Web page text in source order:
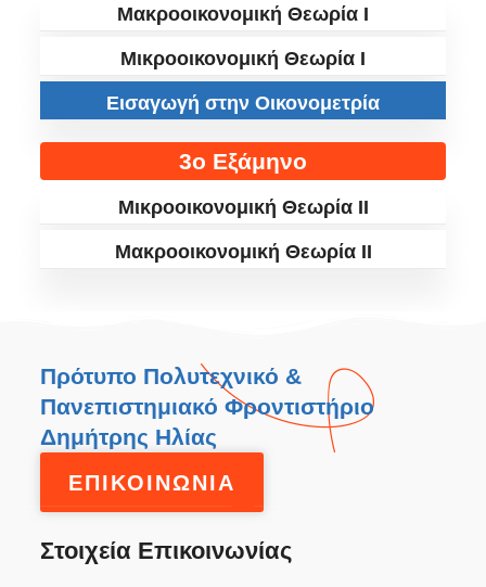
Μακροοικονομική Θεωρία Ι
Μικροοικονομική Θεωρία I
Εισαγωγή στην Οικονομετρία
3ο Εξάμηνο
Μικροοικονομική Θεωρία II
Μακροοικονομική Θεωρία ΙI
Πρότυπο Πολυτεχνικό &
Πανεπιστημιακό Φροντιστήριο
Δημήτρης Ηλίας
ΕΠΙΚΟΙΝΩΝΙΑ
Στοιχεία Επικοινωνίας